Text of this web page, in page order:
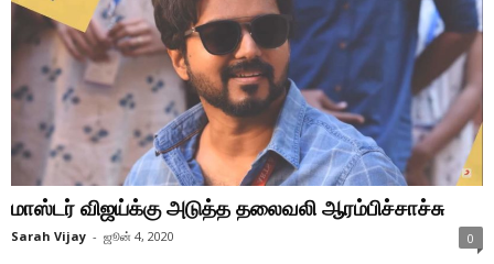
மாஸ்டர் விஜய்க்கு அடுத்த தலைவலி ஆரம்பிச்சாச்சு
Sarah Vijay - ஜூன் 4, 2020 0